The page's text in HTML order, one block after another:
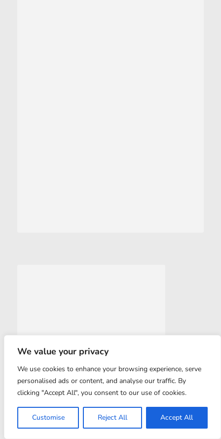
We value your privacy
We use cookies to enhance your browsing experience, serve
personalised ads or content, and analyse our traffic. By
clicking "Accept All", you consent to our use of cookies.
Customise Reject All Accept All